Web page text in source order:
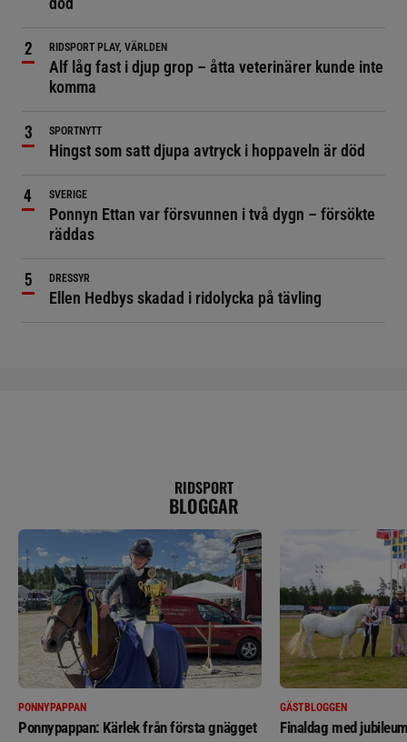
RIDSPORT PLAY, VÄRLDEN
Alf låg fast i djup grop – åtta veterinärer kunde inte
komma
SPORTNYTT
Hingst som satt djupa avtryck i hoppaveln är död
SVERIGE
Ponnyn Ettan var försvunnen i två dygn – försökte
räddas
DRESSYR
Ellen Hedbys skadad i ridolycka på tävling
RIDSPORT
BLOGGAR
PONNYPAPPAN
Ponnypappan: Kärlek från första gnägget
GÄSTBLOGGEN
Finaldag med